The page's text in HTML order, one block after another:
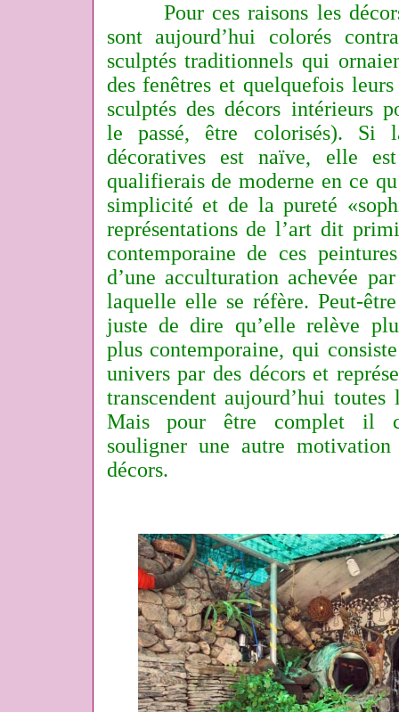
Pour ces raisons les décors
sont aujourd’hui colorés
sculptés traditionnels qui
des fenêtres et quelquefois
sculptés des décors intérieurs
le passé, être colorisés). Si
décoratives est naïve, elle
qualifierais de moderne en ce
simplicité et de la pureté
représentations de l’art dit
contemporaine de ces
d’une acculturation achevée
laquelle elle se réfère. Peut-
juste de dire qu’elle relève
plus contemporaine, qui
univers par des décors et
transcendent aujourd’hui
Mais pour être complet il
souligner une autre
décors.